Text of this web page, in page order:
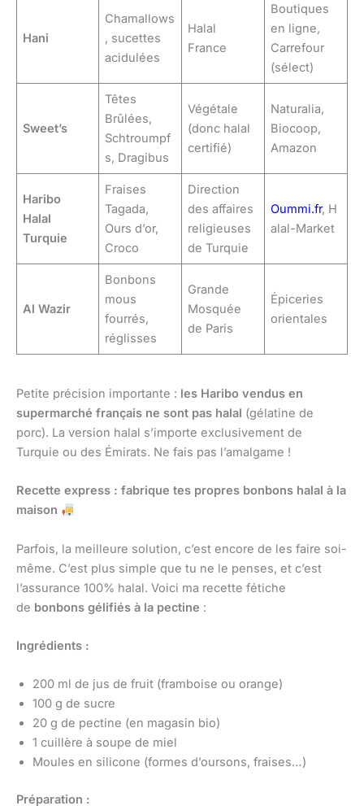
Hani
Chamallows
, sucettes
acidulées
Halal
France
Boutiques
en ligne,
Carrefour
(sélect)
Sweet’s
Têtes
Brûlées,
Schtroumpf
s, Dragibus
Végétale
(donc halal
certifié)
Naturalia,
Biocoop,
Amazon
Haribo
Halal
Turquie
Fraises
Tagada,
Ours d’or,
Croco
Direction
des affaires
religieuses
de Turquie
Oummi.fr, H
alal-Market
Al Wazir
Bonbons
mous
fourrés,
réglisses
Grande
Mosquée
de Paris
Épiceries
orientales
Petite précision importante : les Haribo vendus en
supermarché français ne sont pas halal (gélatine de
porc). La version halal s’importe exclusivement de
Turquie ou des Émirats. Ne fais pas l’amalgame !
Recette express : fabrique tes propres bonbons halal à la
maison
Parfois, la meilleure solution, c’est encore de les faire soi-
même. C’est plus simple que tu ne le penses, et c’est
l’assurance 100% halal. Voici ma recette fétiche
de bonbons gélifiés à la pectine :
Ingrédients :
200 ml de jus de fruit (framboise ou orange)
100 g de sucre
20 g de pectine (en magasin bio)
1 cuillère à soupe de miel
Moules en silicone (formes d’oursons, fraises…)
Préparation :